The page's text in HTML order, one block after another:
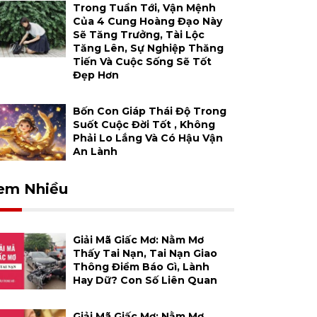
Trong Tuần Tới, Vận Mệnh
Của 4 Cung Hoàng Đạo Này
Sẽ Tăng Trưởng, Tài Lộc
Tăng Lên, Sự Nghiệp Thăng
Tiến Và Cuộc Sống Sẽ Tốt
Đẹp Hơn
Bốn Con Giáp Thái Độ Trong
Suốt Cuộc Đời Tốt , Không
Phải Lo Lắng Và Có Hậu Vận
An Lành
Nhiều
Giải Mã Giấc Mơ: Nằm Mơ
Thấy Tai Nạn, Tai Nạn Giao
Thông Điềm Báo Gì, Lành
Hay Dữ? Con Số Liên Quan